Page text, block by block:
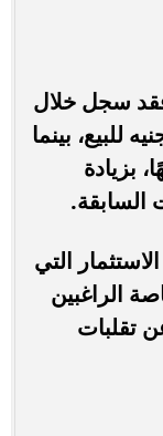
فقد سجل خلال
اليوم الأربعاء نحو 46600 جنيه للبيع، بينما
حوالي 46120 جنيهًا، بزيادة
التي
الراغبين
تقلبات